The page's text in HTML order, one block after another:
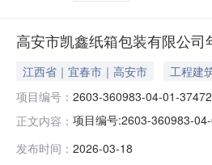
高安市凯鑫纸箱包装有限公
江西省｜宜春市｜高安市 工程建
项目编号： 2603-360983-04-01-
正文内容： 项目编号:2603-360983-
币，流动资金约0.2亿元。
发布时间： 2026-03-18